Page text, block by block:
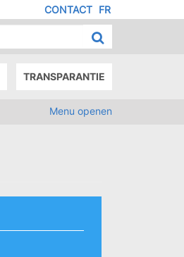
FR
CONTACT
TRANSPARANTIE
Menu openen